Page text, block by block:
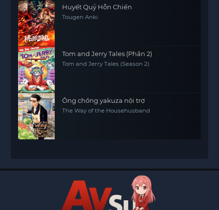
Huyết Quỷ Hỗn Chiến
Tougen Anki
Tom and Jerry Tales (Phần 2)
Tom and Jerry Tales (Season 2)
Ông chồng yakuza nội trợ
The Way of the Househusband